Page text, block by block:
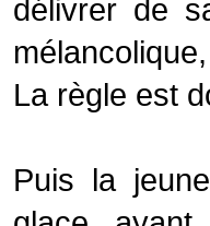
délivrer de
La règle est
Puis la